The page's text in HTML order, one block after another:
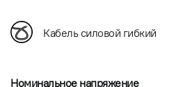
Кабель силовой гибкий
Номинальное напряжение